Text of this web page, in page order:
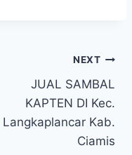
NEXT
JUAL SAMBAL
KAPTEN DI Kec.
Langkaplancar Kab.
Ciamis